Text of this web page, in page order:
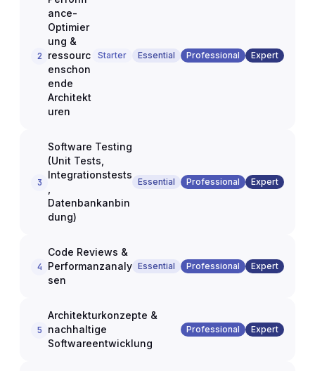
2
ance-
Optimier
ung &
ressourc
enschon
ende
Architekt
uren
Starter Essential Professional Expert
3
Software Testing
(Unit Tests,
Integrationstests
Datenbankanbin
dung)
Essential Professional Expert
4
Code Reviews &
Performanzanaly
sen
Essential Professional Expert
5
Architekturkonzepte &
nachhaltige
Softwareentwicklung
Professional Expert